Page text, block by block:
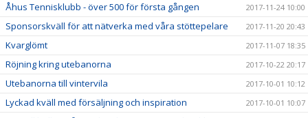
Åhus Tennisklubb - över 500 för första gången 2017-11-24 10:00
Sponsorskväll för att nätverka med våra stöttepelare 2017-11-20 20:43
Kvarglömt 2017-11-07 18:35
Röjning kring utebanorna 2017-10-22 20:17
Utebanorna till vintervila 2017-10-01 10:12
Lyckad kväll med försäljning och inspiration 2017-10-01 10:07